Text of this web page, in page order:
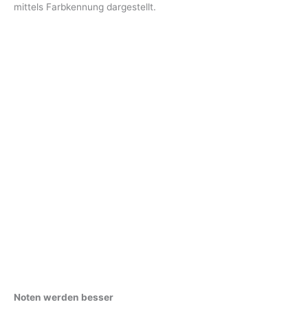
mittels Farbkennung dargestellt.
Noten werden besser